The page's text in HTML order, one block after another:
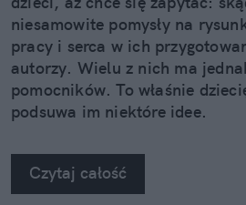
niesamowite pomysły na
pracy i serca w ich
autorzy. Wielu z nich ma
pomocników. To właśnie
podsuwa im niektóre idee.
Czytaj całość